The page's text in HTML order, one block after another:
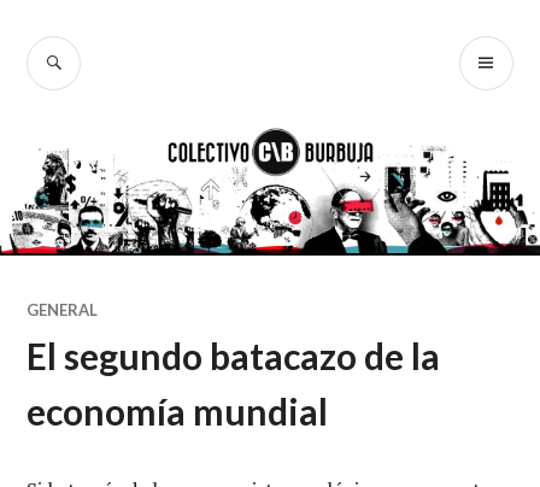
contenido
BUSCAR
GENERAL
El segundo batacazo de la
economía mundial